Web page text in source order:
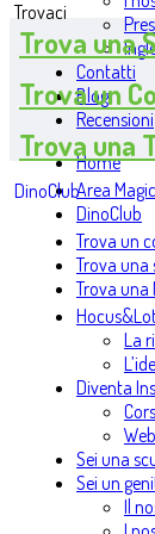
Contatti
Blog
Recensioni
Home
Area Magic
DinoClub
Trova un
Trova una
Trova una
La
Diventa
Sei una
Sei un
Il
Trovaci
Trova una
Trova un
Trova una
DinoClub